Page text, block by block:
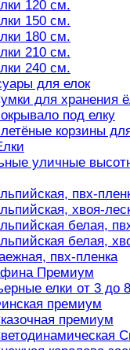
120 см.
150 см.
180 см.
210 см.
240 см.
для елок
для хранения
под елку
корзины
уличные
пвх-
хвоя-
белая,
белая,
пвх-пленка
Премиум
елки от 3 до
премиум
премиум